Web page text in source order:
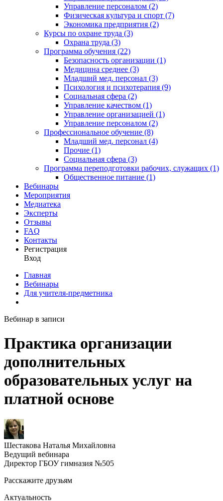
Управление персоналом (2)
Физическая культура и спорт (7)
Экономика предприятия (2)
Курсы по охране труда (3)
Охрана труда (3)
Программа обучения (22)
Безопасность организации (1)
Медицина среднее (3)
Младший мед. персонал (3)
Психология и психотерапия (9)
Социальная сфера (2)
Управление качеством (1)
Управление организацией (1)
Управление персоналом (2)
Профессиональное обучение (8)
Младший мед. персонал (4)
Прочие (1)
Социальная сфера (3)
Программа переподготовки рабочих, служащих (1)
Общественное питание (1)
Вебинары
Мероприятия
Медиатека
Эксперты
Отзывы
FAQ
Контакты
Регистрация
Вход
Главная
Вебинары
Для учителя-предметника
Вебинар в записи
Практика организации
дополнительных
образовательных услуг на
платной основе
Шестакова Наталья Михайловна
Ведущий вебинара
Директор ГБОУ гимназия №505
Расскажите друзьям
Актуальность